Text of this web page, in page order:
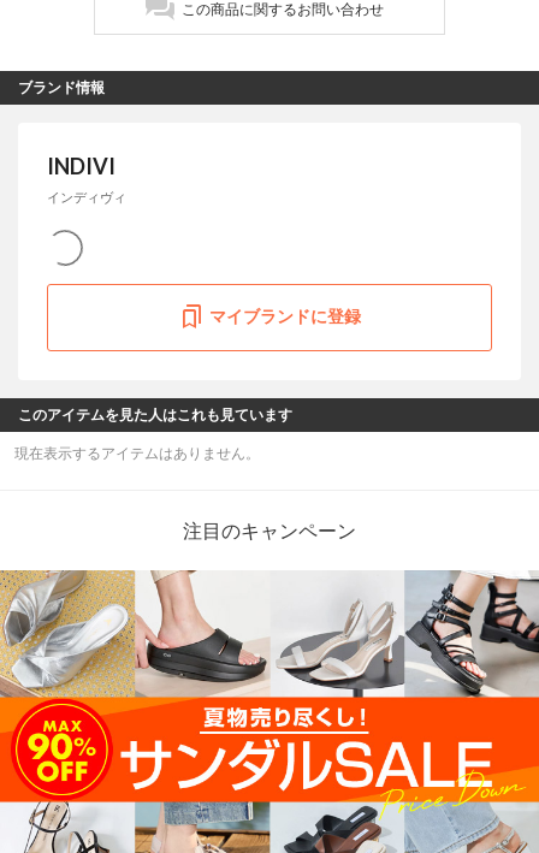
この商品に関するお問い合わせ
ブランド情報
INDIVI
インディヴィ
マイブランドに登録
このアイテムを見た人はこれも見ています
現在表示するアイテムはありません。
注目のキャンペーン